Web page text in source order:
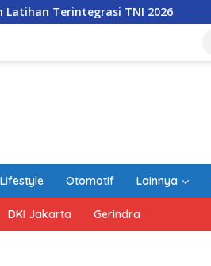
Warga Kehormatan
Lifestyle Otomotif Lainnya
DKI Jakarta Gerindra